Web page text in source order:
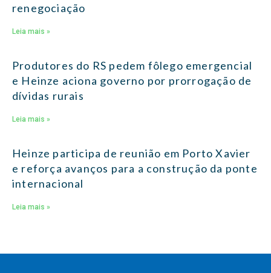
renegociação
Leia mais »
Produtores do RS pedem fôlego emergencial
e Heinze aciona governo por prorrogação de
dívidas rurais
Leia mais »
Heinze participa de reunião em Porto Xavier
e reforça avanços para a construção da ponte
internacional
Leia mais »